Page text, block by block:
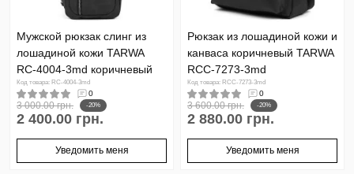
Мужской рюкзак слинг из
лошадиной кожи TARWA
RС-4004-3md коричневый
Код товара: RС-4004-3md
0
3 000.00 грн. -20%
2 400.00 грн.
Уведомить меня
Рюкзак из лошадиной кожи и
канваса коричневый TARWA
RCС-7273-3md
Код товара: RCС-7273-3md
0
3 600.00 грн. -20%
2 880.00 грн.
Уведомить меня